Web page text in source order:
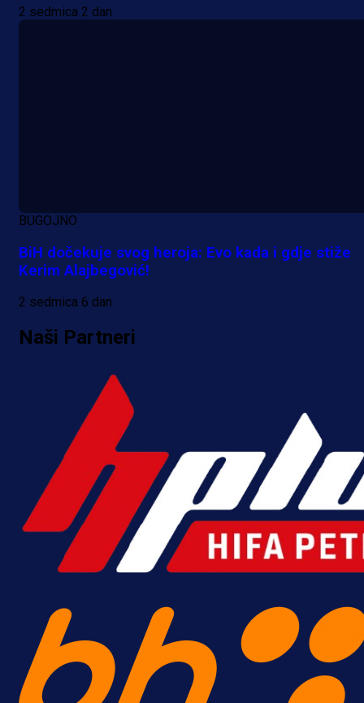
2 sedmica 2 dan
BUGOJNO
BiH dočekuje svog heroja: Evo kada i gdje stiže
Kerim Alajbegović!
2 sedmica 6 dan
Naši Partneri